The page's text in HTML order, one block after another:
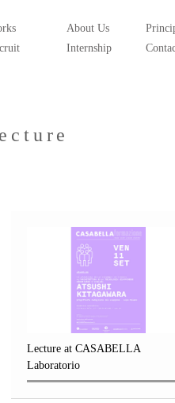
About Us
Internship
Lecture at CASABELLA
Laboratorio